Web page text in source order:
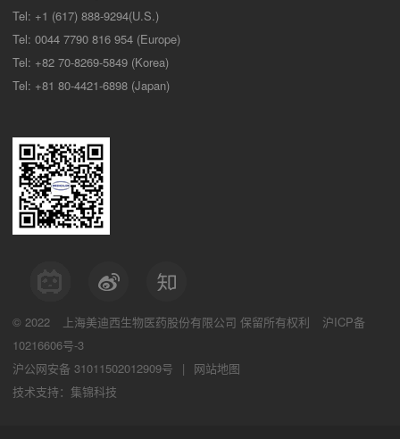
Tel: +1 (617) 888-9294(U.S.)
Tel: 0044 7790 816 954 (Europe)
Tel: +82 70-8269-5849 (Korea)
Tel: +81 80-4421-6898 (Japan)
© 2022 上海美迪西生物医药股份有限公司 保留所有权利
沪ICP备
10216606号-3
沪公网安备 31011502012909号
|
网站地图
技术支持：集锦科技